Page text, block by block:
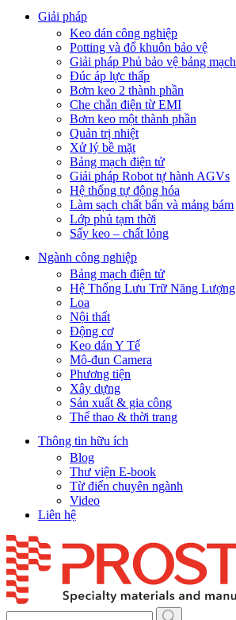
Giải pháp
Keo dán công nghiệp
Potting và đổ khuôn bảo vệ
Giải pháp Phủ bảo vệ bảng mạch
Đúc áp lực thấp
Bơm keo 2 thành phần
Che chắn điện từ EMI
Bơm keo một thành phần
Quản trị nhiệt
Xử lý bề mặt
Bảng mạch điện tử
Giải pháp Robot tự hành AGVs
Hệ thống tự động hóa
Làm sạch chất bẩn và mảng bám
Lớp phủ tạm thời
Sấy keo – chất lỏng
Ngành công nghiệp
Bảng mạch điện tử
Hệ Thống Lưu Trữ Năng Lượng
Loa
Nội thất
Động cơ
Keo dán Y Tế
Mô-đun Camera
Phương tiện
Xây dựng
Sản xuất & gia công
Thể thao & thời trang
Thông tin hữu ích
Blog
Thư viện E-book
Từ điển chuyên ngành
Video
Liên hệ
Skip
to
content